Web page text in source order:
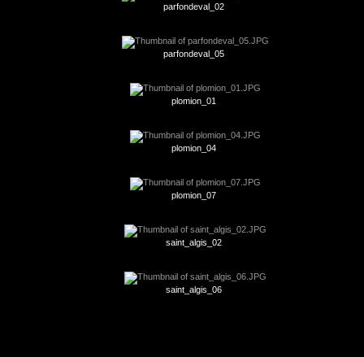
parfondeval_02
parfondeval_05
plomion_01
plomion_04
plomion_07
saint_algis_02
saint_algis_06